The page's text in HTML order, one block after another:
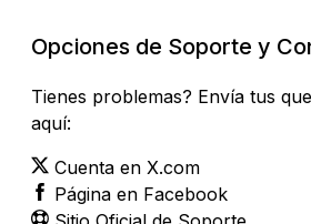
Opciones de Soporte y
Tienes problemas? Envía tus
aquí:
Cuenta en X.com
Página en Facebook